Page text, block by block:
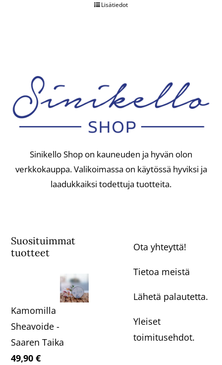
Lisätiedot
Sinikello Shop on kauneuden ja hyvän olon
verkkokauppa. Valikoimassa on käytössä hyviksi ja
laadukkaiksi todettuja tuotteita.
Suosituimmat
tuotteet
Kamomilla
Sheavoide -
Saaren Taika
49,90€
Ota yhteyttä!
Tietoa meistä
Lähetä palautetta.
Yleiset
toimitusehdot.